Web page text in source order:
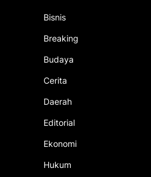
Bisnis
Breaking
Budaya
Cerita
Daerah
Editorial
Ekonomi
Hukum